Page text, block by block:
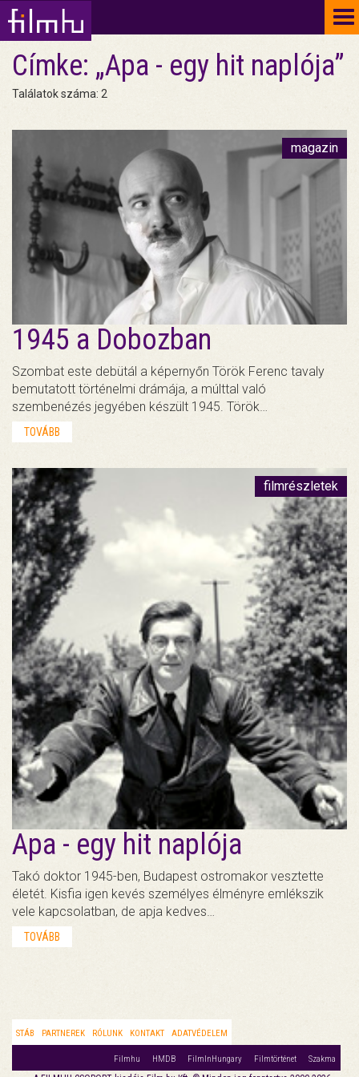
Címke: „Apa - egy hit naplója”
Találatok száma: 2
magazin
1945 a Dobozban
Szombat este debütál a képernyőn Török Ferenc tavaly
bemutatott történelmi drámája, a múlttal való
szembenézés jegyében készült 1945. Török…
TOVÁBB
filmrészletek
Apa - egy hit naplója
Takó doktor 1945-ben, Budapest ostromakor vesztette
életét. Kisfia igen kevés személyes élményre emlékszik
vele kapcsolatban, de apja kedves…
TOVÁBB
STÁB PARTNEREK RÓLUNK KONTAKT ADATVÉDELEM
Filmhu HMDB FilmInHungary Filmtörténet Szakma